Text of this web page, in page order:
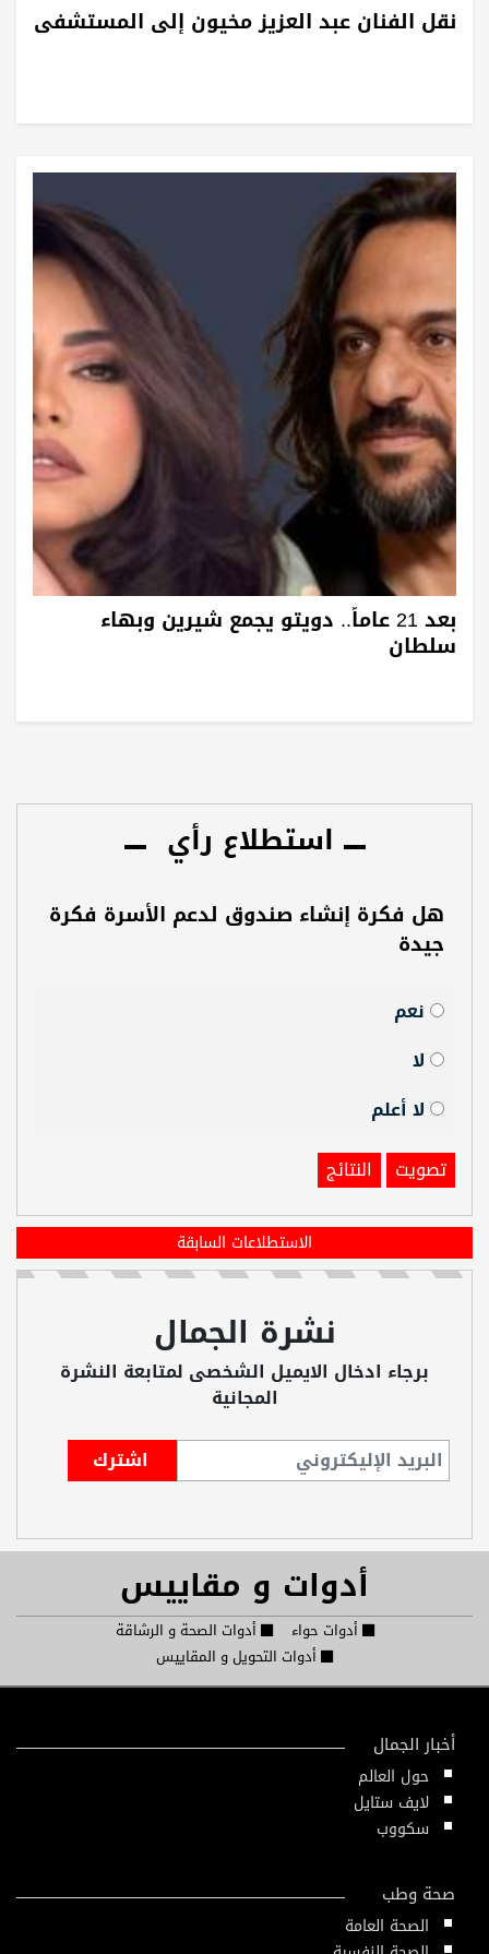
نقل الفنان عبد العزيز مخيون إلى المستشفى
بعد 21 عاماً.. دويتو يجمع شيرين وبهاء
سلطان
استطلاع رأي
هل فكرة إنشاء صندوق لدعم الأسرة فكرة
جيدة
نعم
لا
لا أعلم
تصويت
النتائج
الاستطلاعات السابقة
نشرة الجمال
برجاء ادخال الايميل الشخصى لمتابعة النشرة
المجانية
أدوات و مقاييس
أدوات حواء
أدوات الصحة و الرشاقة
أدوات التحويل و المقاييس
أخبار الجمال
حول العالم
لايف ستايل
سكووب
صحة وطب
الصحة العامة